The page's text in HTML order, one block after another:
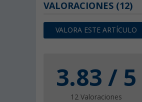
VALORACIONES (12)
VALORA ESTE ARTÍCULO
3.83 / 5
12 Valoraciones